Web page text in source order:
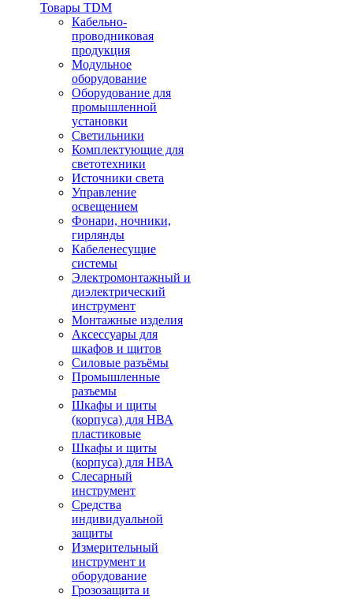
Товары TDM
Кабельно-
проводниковая
продукция
Модульное
оборудование
Оборудование для
промышленной
установки
Светильники
Комплектующие для
светотехники
Источники света
Управление
освещением
Фонари, ночники,
гирлянды
Кабеленесущие
системы
Электромонтажный и
диэлектрический
инструмент
Монтажные изделия
Аксессуары для
шкафов и щитов
Силовые разъёмы
Промышленные
разъемы
Шкафы и щиты
(корпуса) для НВА
пластиковые
Шкафы и щиты
(корпуса) для НВА
Слесарный
инструмент
Средства
индивидуальной
защиты
Измерительный
инструмент и
оборудование
Грозозащита и